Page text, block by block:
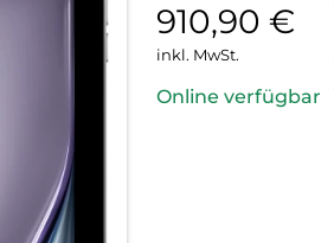
910,90 €
inkl. MwSt.
Online verfügbar